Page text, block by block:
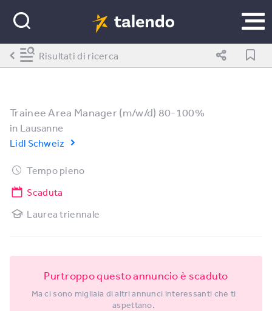
Trainee Area Manager (m/w/d) 80-100%
in Lausanne
Lidl Schweiz
Tempo pieno
Scaduta
Laurea triennale
Purtroppo questo annuncio è scaduto
Ma ci sono migliaia di altri annunci interessanti che ti
aspettano.
Risultati di ricerca